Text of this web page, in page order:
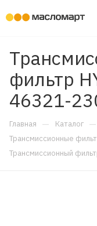
фильтр
46321-
Главная — Каталог —
Трансмиссионные
Трансмиссионный